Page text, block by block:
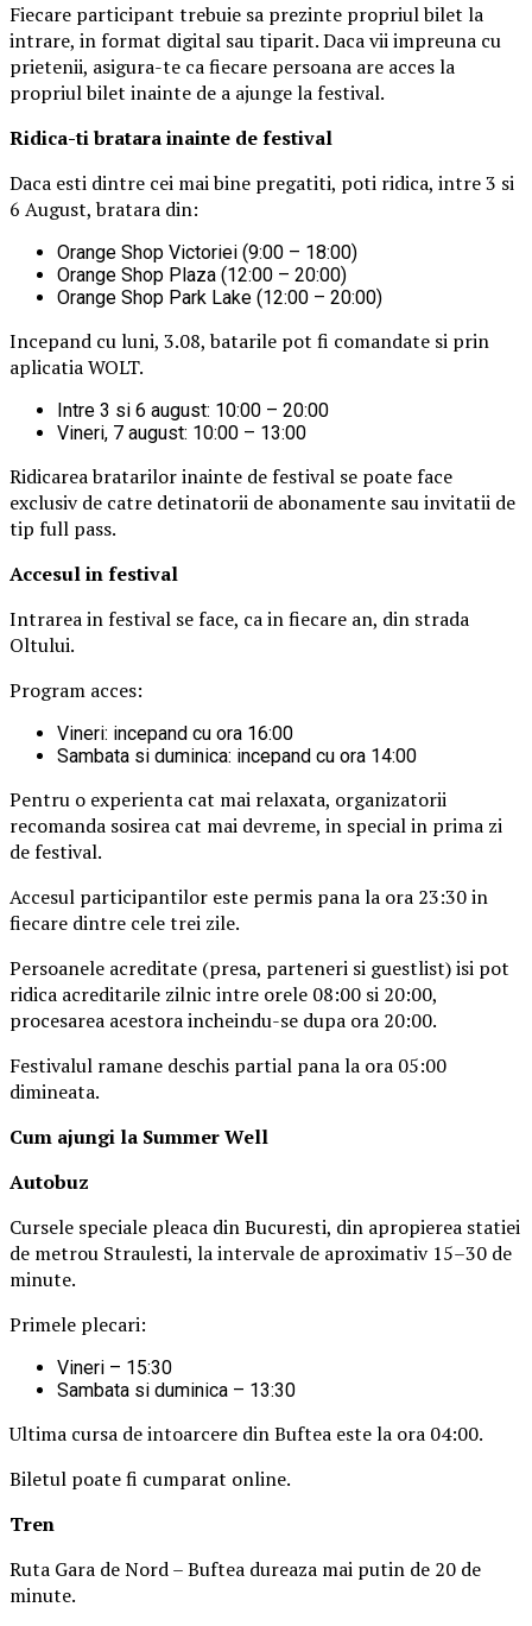
Fiecare participant trebuie sa prezinte propriul bilet la
intrare, in format digital sau tiparit. Daca vii impreuna cu
prietenii, asigura-te ca fiecare persoana are acces la
propriul bilet inainte de a ajunge la festival.
Ridica-ti bratarainainte de festival
Daca esti dintre cei mai bine pregatiti, poti ridica, intre 3 si
6 August, bratara din:
Orange Shop Victoriei (9:00 – 18:00)
Orange Shop Plaza (12:00 – 20:00)
Orange Shop Park Lake (12:00 – 20:00)
Incepand cu luni, 3.08, batarile pot fi comandate si prin
aplicatia WOLT.
Intre 3 si 6 august: 10:00 – 20:00
Vineri, 7 august: 10:00 – 13:00
Ridicarea bratarilor inainte de festival se poate face
exclusiv de catre detinatorii de abonamente sau invitatii de
tip full pass.
Accesul in festival
Intrarea in festival se face, ca in fiecare an, din strada
Oltului.
Program acces:
Vineri: incepand cu ora 16:00
Sambata si duminica: incepand cu ora 14:00
Pentru o experienta cat mai relaxata, organizatorii
recomanda sosirea cat mai devreme, in special in prima zi
de festival.
Accesul participantilor este permis pana la ora 23:30 in
fiecare dintre cele trei zile.
Persoanele acreditate (presa, parteneri si guestlist) isi pot
ridica acreditarile zilnic intre orele 08:00 si 20:00,
procesarea acestora incheindu-se dupa ora 20:00.
Festivalul ramane deschis partial pana la ora 05:00
dimineata.
Cum ajungi la Summer Well
Autobuz
Cursele speciale pleaca din Bucuresti, din apropierea statiei
de metrou Straulesti, la intervale de aproximativ 15–30 de
minute.
Primele plecari:
Vineri – 15:30
Sambata si duminica – 13:30
Ultima cursa de intoarcere din Buftea este la ora 04:00.
Biletul poate fi cumparat online.
Tren
Ruta Gara de Nord – Buftea dureaza mai putin de 20 de
minute.